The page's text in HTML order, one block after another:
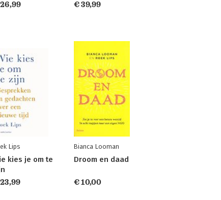
€ 39,99
Lips
kies je om te
Bianca Looman
Droom en daad
€ 10,00